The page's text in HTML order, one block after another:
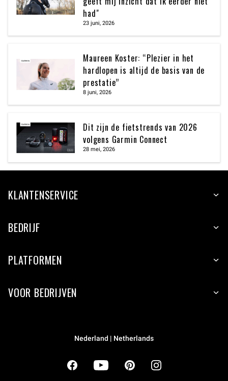
had"
23 juni, 2026
Maureen Koster: “Plezier in het
hardlopen is altijd de basis van de
prestatie”
8 juni, 2026
Dit zijn de fietstrends van 2026
volgens Garmin Connect
28 mei, 2026
KLANTENSERVICE
BEDRIJF
PLATFORMEN
VOOR BEDRIJVEN
Nederland | Netherlands